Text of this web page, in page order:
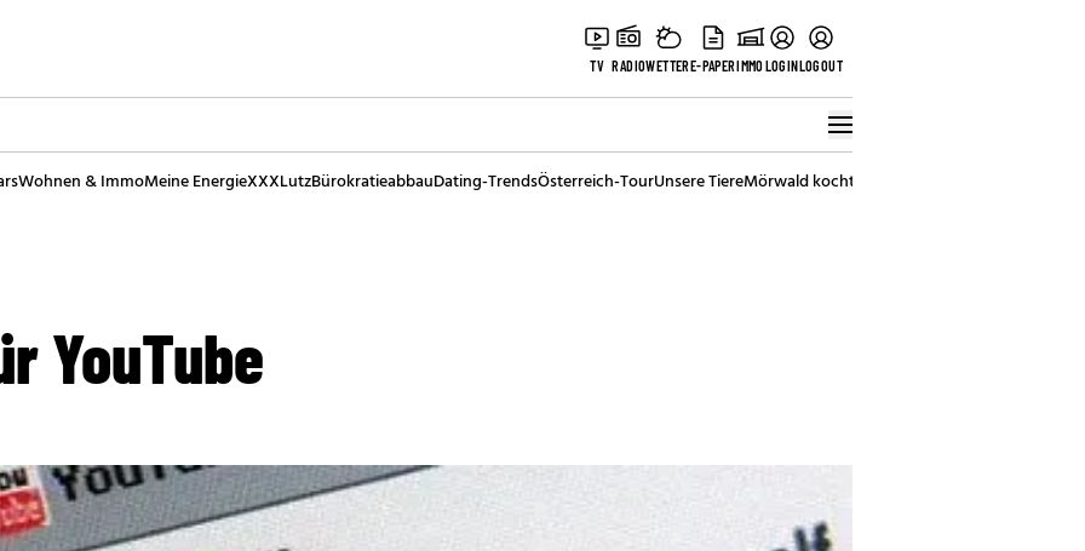
TV RADIOWETTERE-PAPERIMMOLOGINLOGOUT
Wohnen & ImmoMeine EnergieXXXLutzBürokratieabbauDating-TrendsÖsterreich-TourUnsere TiereMörwald kocht
YouTube